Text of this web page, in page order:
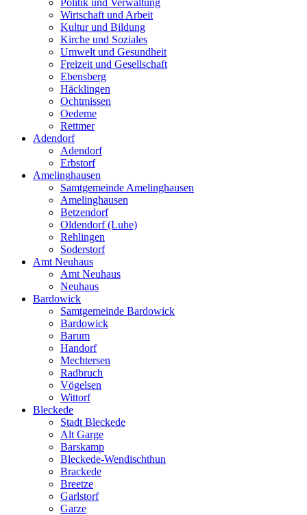
Politik und Verwaltung
Wirtschaft und Arbeit
Kultur und Bildung
Kirche und Soziales
Umwelt und Gesundheit
Freizeit und Gesellschaft
Ebensberg
Häcklingen
Ochtmissen
Oedeme
Rettmer
Adendorf
Adendorf
Erbstorf
Amelinghausen
Samtgemeinde Amelinghausen
Amelinghausen
Betzendorf
Oldendorf (Luhe)
Rehlingen
Soderstorf
Amt Neuhaus
Amt Neuhaus
Neuhaus
Bardowick
Samtgemeinde Bardowick
Bardowick
Barum
Handorf
Mechtersen
Radbruch
Vögelsen
Wittorf
Bleckede
Stadt Bleckede
Alt Garge
Barskamp
Bleckede-Wendischthun
Brackede
Breetze
Garlstorf
Garze